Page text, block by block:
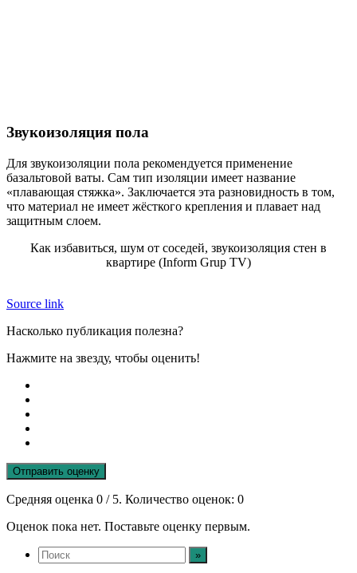
Звукоизоляция пола
Для звукоизоляции пола рекомендуется применение
базальтовой ваты. Сам тип изоляции имеет название
«плавающая стяжка». Заключается эта разновидность в том,
что материал не имеет жёсткого крепления и плавает над
защитным слоем.
Как избавиться, шум от соседей, звукоизоляция стен в
квартире (Inform Grup TV)
Source link
Насколько публикация полезна?
Нажмите на звезду, чтобы оценить!
Отправить оценку
Средняя оценка 0 / 5. Количество оценок: 0
Оценок пока нет. Поставьте оценку первым.